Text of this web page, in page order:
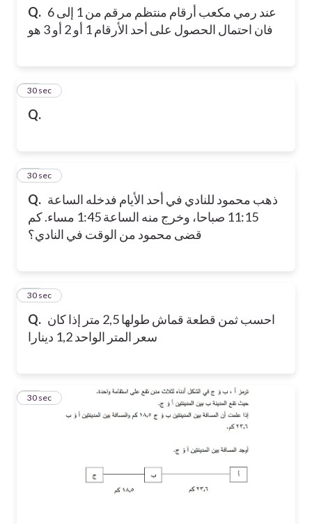
Q. عند رمي مكعب أرقام منتظم مرقم من 1 إلى 6
فان احتمال الحصول على أحد الأرقام 1 أو 2 أو 3 هو
Q.
17
30 sec
Q. ذهب محمود للنادي في أحد الأيام فدخله الساعة
11:15 صباحا، وخرج منه الساعة 1:45 مساء. كم
قضى محمود من الوقت في النادي؟
18
30 sec
Q. احسب ثمن قطعة قماش طولها 2,5 متر إذا كان
سعر المتر الواحد 1,2 دينارا
19
30 sec
20
30 sec